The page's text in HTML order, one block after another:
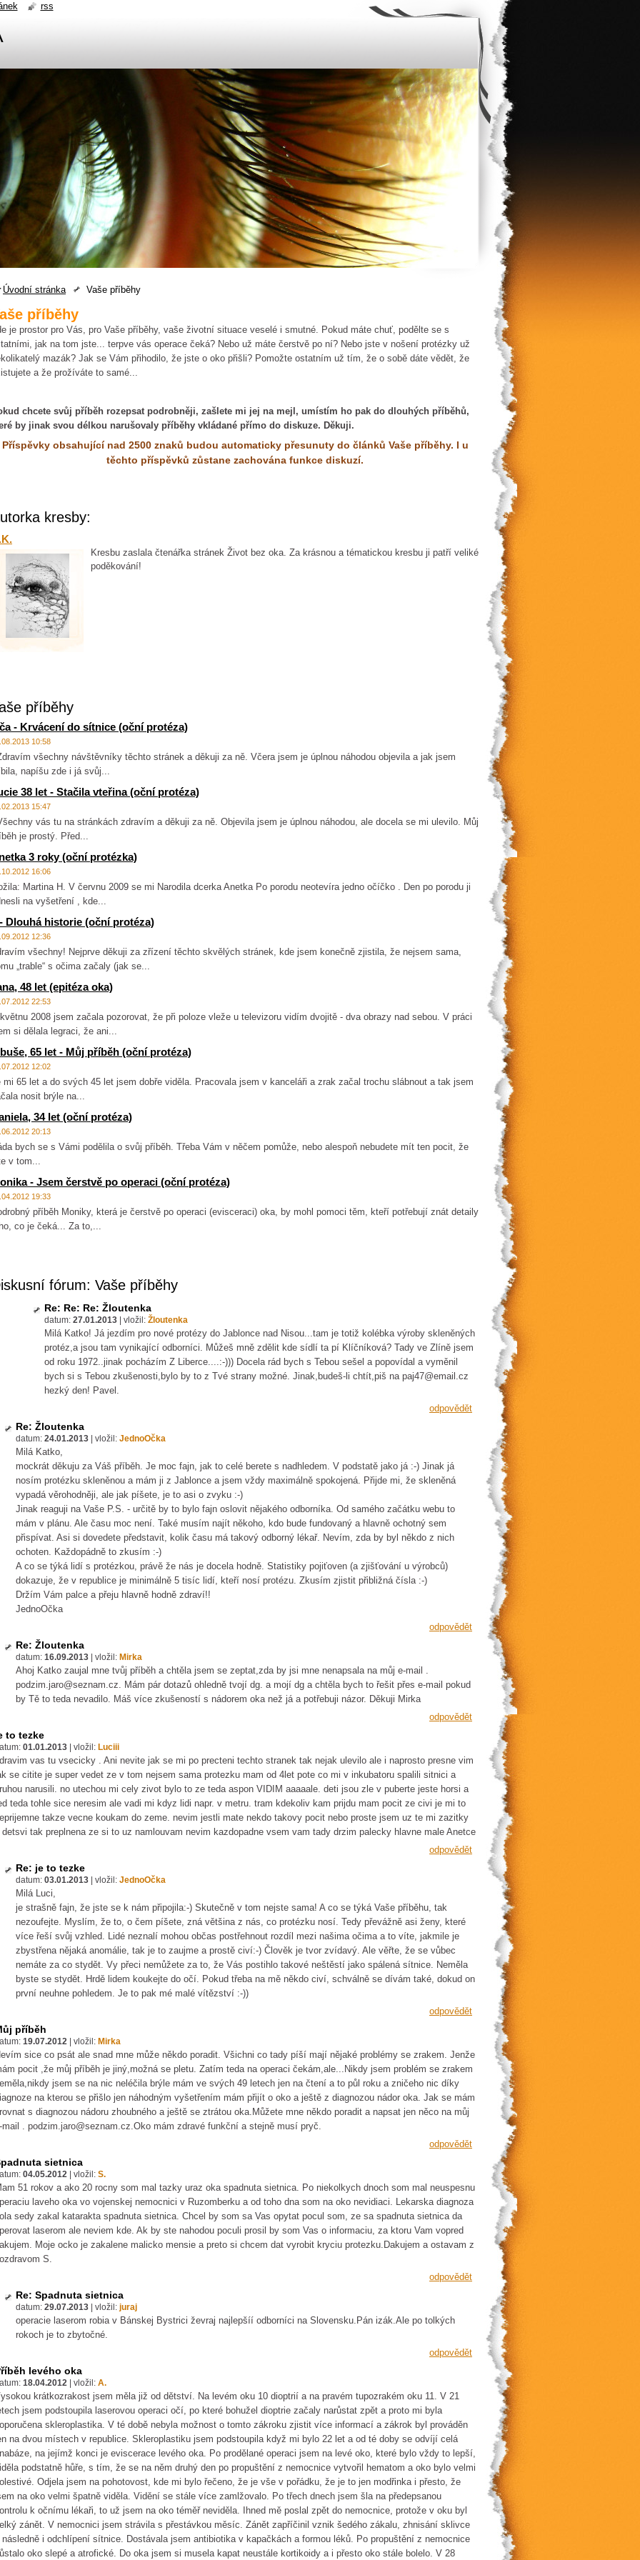
Úvodní stránka Vaše příběhy
příběhy
je prostor pro Vás, pro Vaše příběhy, vaše životní situace veselé i smutné. Pokud máte chuť, podělte se s
jak na tom jste... terpve vás operace čeká? Nebo už máte čerstvě po ní? Nebo jste v nošení protézky už
mazák? Jak se Vám přihodilo, že jste o oko přišli? Pomožte ostatním už tím, že o sobě dáte vědět, že
a že prožíváte to samé...
chcete svůj příběh rozepsat podrobněji, zašlete mi jej na mejl, umístím ho pak do dlouhých příběhů,
by jinak svou délkou narušovaly příběhy vkládané přímo do diskuze. Děkuji.
Příspěvky obsahující nad 2500 znaků budou automaticky přesunuty do článků Vaše příběhy. I u
těchto příspěvků zůstane zachována funkce diskuzí.
kresby:
Kresbu zaslala čtenářka stránek Život bez oka. Za krásnou a tématickou kresbu ji patří veliké
poděkování!
příběhy
- Krvácení do sítnice (oční protéza)
10:58
všechny návštěvníky těchto stránek a děkuji za ně. Včera jsem je úplnou náhodou objevila a jak jsem
napíšu zde i já svůj...
38 let - Stačila vteřina (oční protéza)
15:47
vás tu na stránkách zdravím a děkuji za ně. Objevila jsem je úplnou náhodou, ale docela se mi ulevilo. Můj
je prostý. Před...
3 roky (oční protézka)
16:06
Martina H. V červnu 2009 se mi Narodila dcerka Anetka Po porodu neotevíra jedno očíčko . Den po porodu ji
na vyšetření , kde...
Dlouhá historie (oční protéza)
12:36
všechny! Nejprve děkuji za zřízení těchto skvělých stránek, kde jsem konečně zjistila, že nejsem sama,
„trable“ s očima začaly (jak se...
48 let (epitéza oka)
22:53
2008 jsem začala pozorovat, že při poloze vleže u televizoru vidím dvojitě - dva obrazy nad sebou. V práci
si dělala legraci, že ani...
65 let - Můj příběh (oční protéza)
12:02
mi 65 let a do svých 45 let jsem dobře viděla. Pracovala jsem v kanceláři a zrak začal trochu slábnout a tak jsem
nosit brýle na...
34 let (oční protéza)
20:13
bych se s Vámi podělila o svůj příběh. Třeba Vám v něčem pomůže, nebo alespoň nebudete mít ten pocit, že
v tom...
- Jsem čerstvě po operaci (oční protéza)
19:33
příběh Moniky, která je čerstvě po operaci (evisceraci) oka, by mohl pomoci těm, kteří potřebují znát detaily
co je čeká... Za to,...
fórum: Vaše příběhy
Re: Re: Re: Žloutenka
datum: 27.01.2013 vložil: Žloutenka
Milá Katko! Já jezdím pro nové protézy do Jablonce nad Nisou...tam je totiž kolébka výroby skleněných
protéz,a jsou tam vynikající odborníci. Můžeš mně zdělit kde sídlí ta pí Klíčníková? Tady ve Zlíně jsem
od roku 1972..jinak pocházím Z Liberce....:-))) Docela rád bych s Tebou sešel a popovídal a vyměnil
bych si s Tebou zkušenosti,bylo by to z Tvé strany možné. Jinak,budeš-li chtít,piš na paj47@email.cz
hezký den! Pavel.
odpovědět
Re: Žloutenka
datum: 24.01.2013 vložil: JednoOčka
Milá Katko,
mockrát děkuju za Váš příběh. Je moc fajn, jak to celé berete s nadhledem. V podstatě jako já :-) Jinak já
nosím protézku skleněnou a mám ji z Jablonce a jsem vždy maximálně spokojená. Přijde mi, že skleněná
vypadá věrohodněji, ale jak píšete, je to asi o zvyku :-)
Jinak reaguji na Vaše P.S. - určitě by to bylo fajn oslovit nějakého odborníka. Od samého začátku webu to
mám v plánu. Ale času moc není. Také musím najít někoho, kdo bude fundovaný a hlavně ochotný sem
přispívat. Asi si dovedete představit, kolik času má takový odborný lékař. Nevím, zda by byl někdo z nich
ochoten. Každopádně to zkusím :-)
A co se týká lidí s protézkou, právě že nás je docela hodně. Statistiky pojiťoven (a zjišťování u výrobců)
dokazuje, že v republice je minimálně 5 tisíc lidí, kteří nosí protézu. Zkusím zjistit přibližná čísla :-)
Držím Vám palce a přeju hlavně hodně zdraví!!
JednoOčka
odpovědět
Re: Žloutenka
datum: 16.09.2013 vložil: Mirka
Ahoj Katko zaujal mne tvůj příběh a chtěla jsem se zeptat,zda by jsi mne nenapsala na můj e-mail .
podzim.jaro@seznam.cz. Mám pár dotazů ohledně tvojí dg. a mojí dg a chtěla bych to řešit přes e-mail pokud
by Tě to teda nevadilo. Máš více zkušeností s nádorem oka než já a potřebuji názor. Děkuji Mirka
odpovědět
to tezke
01.01.2013 vložil: Luciii
vas tu vsecicky . Ani nevite jak se mi po precteni techto stranek tak nejak ulevilo ale i naprosto presne vim
se citite je super vedet ze v tom nejsem sama protezku mam od 4let pote co mi v inkubatoru spalili sitnici a
narusili. no utechou mi cely zivot bylo to ze teda aspon VIDIM aaaaale. deti jsou zle v puberte jeste horsi a
teda tohle sice neresim ale vadi mi kdyz lidi napr. v metru. tram kdekoliv kam prijdu mam pocit ze civi je mi to
takze vecne koukam do zeme. nevim jestli mate nekdo takovy pocit nebo proste jsem uz te mi zazitky
detsvi tak preplnena ze si to uz namlouvam nevim kazdopadne vsem vam tady drzim palecky hlavne male Anetce
odpovědět
Re: je to tezke
datum: 03.01.2013 vložil: JednoOčka
Milá Luci,
je strašně fajn, že jste se k nám připojila:-) Skutečně v tom nejste sama! A co se týká Vaše příběhu, tak
nezoufejte. Myslím, že to, o čem píšete, zná většina z nás, co protézku nosí. Tedy převážně asi ženy, které
více řeší svůj vzhled. Lidé neznalí mohou občas postřehnout rozdíl mezi našima očima a to víte, jakmile je
zbystřena nějaká anomálie, tak je to zaujme a prostě civí:-) Člověk je tvor zvídavý. Ale věřte, že se vůbec
nemáte za co stydět. Vy přeci nemůžete za to, že Vás postihlo takové neštěstí jako spálená sítnice. Neměla
byste se stydět. Hrdě lidem koukejte do očí. Pokud třeba na mě někdo civí, schválně se dívám také, dokud on
první neuhne pohledem. Je to pak mé malé vítězství :-))
odpovědět
příběh
19.07.2012 vložil: Mirka
sice co psát ale snad mne může někdo poradit. Všichni co tady píší mají nějaké problémy se zrakem. Jenže
pocit ,že můj příběh je jiný,možná se pletu. Zatím teda na operaci čekám,ale...Nikdy jsem problém se zrakem
jsem se na nic neléčila brýle mám ve svých 49 letech jen na čtení a to půl roku a zničeho nic díky
na kterou se přišlo jen náhodným vyšetřením mám přijít o oko a ještě z diagnozou nádor oka. Jak se mám
s diagnozou nádoru zhoubného a ještě se ztrátou oka.Můžete mne někdo poradit a napsat jen něco na můj
mail . podzim.jaro@seznam.cz.Oko mám zdravé funkční a stejně musí pryč.
odpovědět
sietnica
04.05.2012 vložil: S.
51 rokov a ako 20 rocny som mal tazky uraz oka spadnuta sietnica. Po niekolkych dnoch som mal neuspesnu
laveho oka vo vojenskej nemocnici v Ruzomberku a od toho dna som na oko nevidiaci. Lekarska diagnoza
sedy zakal katarakta spadnuta sietnica. Chcel by som sa Vas opytat pocul som, ze sa spadnuta sietnica da
laserom ale neviem kde. Ak by ste nahodou poculi prosil by som Vas o informaciu, za ktoru Vam vopred
Moje ocko je zakalene malicko mensie a preto si chcem dat vyrobit kryciu protezku.Dakujem a ostavam z
S.
odpovědět
Re: Spadnuta sietnica
datum: 29.07.2013 vložil: juraj
operacie laserom robia v Bánskej Bystrici ževraj najlepšíí odborníci na Slovensku.Pán izák.Ale po tolkých
rokoch je to zbytočné.
odpovědět
levého oka
18.04.2012 vložil: A.
krátkozrakost jsem měla již od dětství. Na levém oku 10 dioptrií a na pravém tupozrakém oku 11. V 21
jsem podstoupila laserovou operaci očí, po které bohužel dioptrie začaly narůstat zpět a proto mi byla
skleroplastika. V té době nebyla možnost o tomto zákroku zjistit více informací a zákrok byl prováděn
na dvou místech v republice. Skleroplastiku jsem podstoupila když mi bylo 22 let a od té doby se odvíjí celá
na jejímž konci je eviscerace levého oka. Po prodělané operaci jsem na levé oko, které bylo vždy to lepší,
podstatně hůře, s tím, že se na něm druhý den po propuštění z nemocnice vytvořil hematom a oko bylo velmi
Odjela jsem na pohotovost, kde mi bylo řečeno, že je vše v pořádku, že je to jen modřinka i přesto, že
na oko velmi špatně viděla. Vidění se stále více zamlžovalo. Po třech dnech jsem šla na předepsanou
k očnímu lékaři, to už jsem na oko téměř neviděla. Ihned mě poslal zpět do nemocnice, protože v oku byl
zánět. V nemocnici jsem strávila s přestávkou měsíc. Zánět zapříčinil vznik šedého zákalu, zhnisání sklivce
následně i odchlípení sítnice. Dostávala jsem antibiotika v kapačkách a formou léků. Po propuštění z nemocnice
oko slepé a atrofické. Do oka jsem si musela kapat neustále kortikoidy a i přesto oko stále bolelo. V 28
rss